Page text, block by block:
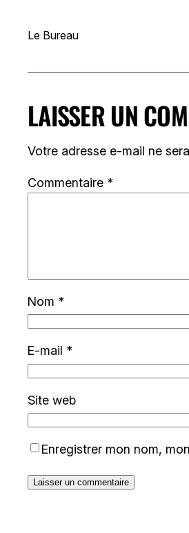
Le Bureau
LAISSER UN
Votre adresse e-mail ne
Commentaire *
Nom *
E-mail *
Site web
Enregistrer mon nom,